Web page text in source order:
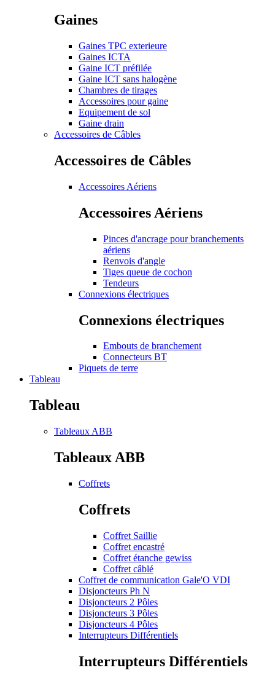
Gaines
Gaines TPC exterieure
Gaines ICTA
Gaine ICT préfilée
Gaine ICT sans halogène
Chambres de tirages
Accessoires pour gaine
Equipement de sol
Gaine drain
Accessoires de Câbles
Accessoires de Câbles
Accessoires Aériens
Accessoires Aériens
Pinces d'ancrage pour branchements
aériens
Renvois d'angle
Tiges queue de cochon
Tendeurs
Connexions électriques
Connexions électriques
Embouts de branchement
Connecteurs BT
Piquets de terre
Tableau
Tableau
Tableaux ABB
Tableaux ABB
Coffrets
Coffrets
Coffret Saillie
Coffret encastré
Coffret étanche gewiss
Coffret câblé
Coffret de communication Gale'O VDI
Disjoncteurs Ph N
Disjoncteurs 2 Pôles
Disjoncteurs 3 Pôles
Disjoncteurs 4 Pôles
Interrupteurs Différentiels
Interrupteurs Différentiels